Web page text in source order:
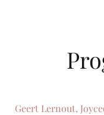
Geert Lernout,